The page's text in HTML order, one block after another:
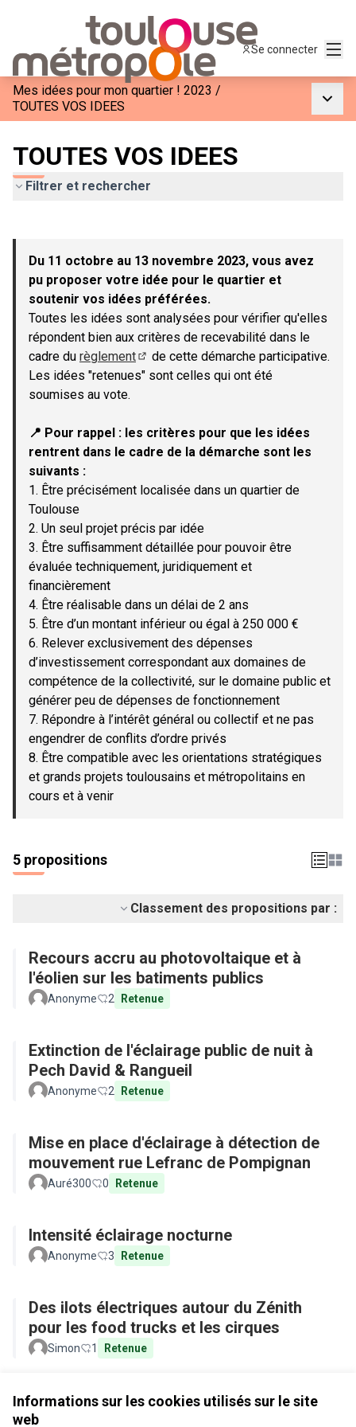
Informations sur les cookies utilisés sur le site
web
Se connecter
Mes idées pour mon quartier ! 2023 /
TOUTES VOS IDEES
TOUTES VOS IDEES
Filtrer et rechercher
−
Du 11 octobre au 13 novembre 2023, vous avez
pu proposer votre idée pour le quartier et
soutenir vos idées préférées.
Toutes les idées sont analysées pour vérifier qu'elles
répondent bien aux critères de recevabilité dans le
cadre du règlement
(Lien externe)
de cette démarche participative.
Les idées "retenues" sont celles qui ont été
soumises au vote.
📍 Pour rappel : les critères pour que les idées
rentrent dans le cadre de la démarche sont les
suivants :
1. Être précisément localisée dans un quartier de
Toulouse
2. Un seul projet précis par idée
3. Être suffisamment détaillée pour pouvoir être
évaluée techniquement, juridiquement et
financièrement
4. Être réalisable dans un délai de 2 ans
5. Être d’un montant inférieur ou égal à 250 000 €
6. Relever exclusivement des dépenses
d’investissement correspondant aux domaines de
compétence de la collectivité, sur le domaine public et
générer peu de dépenses de fonctionnement
7. Répondre à l’intérêt général ou collectif et ne pas
engendrer de conflits d’ordre privés
8. Être compatible avec les orientations stratégiques
et grands projets toulousains et métropolitains en
cours et à venir
5 propositions
Classement des propositions par :
Recours accru au photovoltaique et à
l'éolien sur les batiments publics
Anonyme 2 Retenue
Extinction de l'éclairage public de nuit à
Pech David & Rangueil
Anonyme 2 Retenue
Mise en place d'éclairage à détection de
mouvement rue Lefranc de Pompignan
Auré300 0 Retenue
Intensité éclairage nocturne
Anonyme 3 Retenue
Des ilots électriques autour du Zénith
pour les food trucks et les cirques
Simon 1 Retenue